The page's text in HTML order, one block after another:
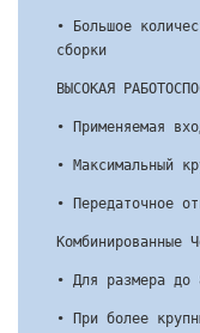
• Большое
сборки
ВЫСОКАЯ
• Применяемая
• Максимальный
• Передаточное
• Для размера до
• При более